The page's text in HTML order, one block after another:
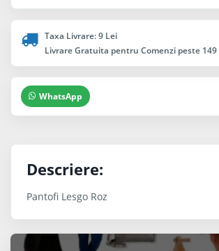
Taxa Livrare: 9 Lei
Livrare Gratuita pentru Comenzi peste 149
WhatsApp
Descriere:
Pantofi Lesgo Roz